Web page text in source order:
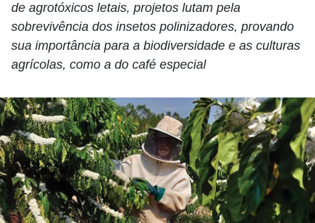
de agrotóxicos letais, projetos lutam pela
sobrevivência dos insetos polinizadores, provando
sua importância para a biodiversidade e as culturas
agrícolas, como a do café especial